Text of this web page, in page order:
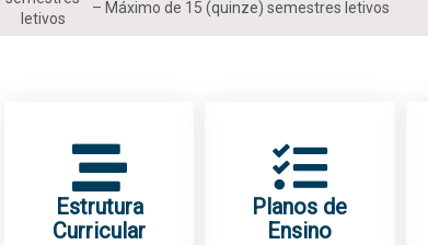
letivos
– Máximo de 15 (quinze) semestres letivos
Estrutura
Curricular
Planos de
Ensino